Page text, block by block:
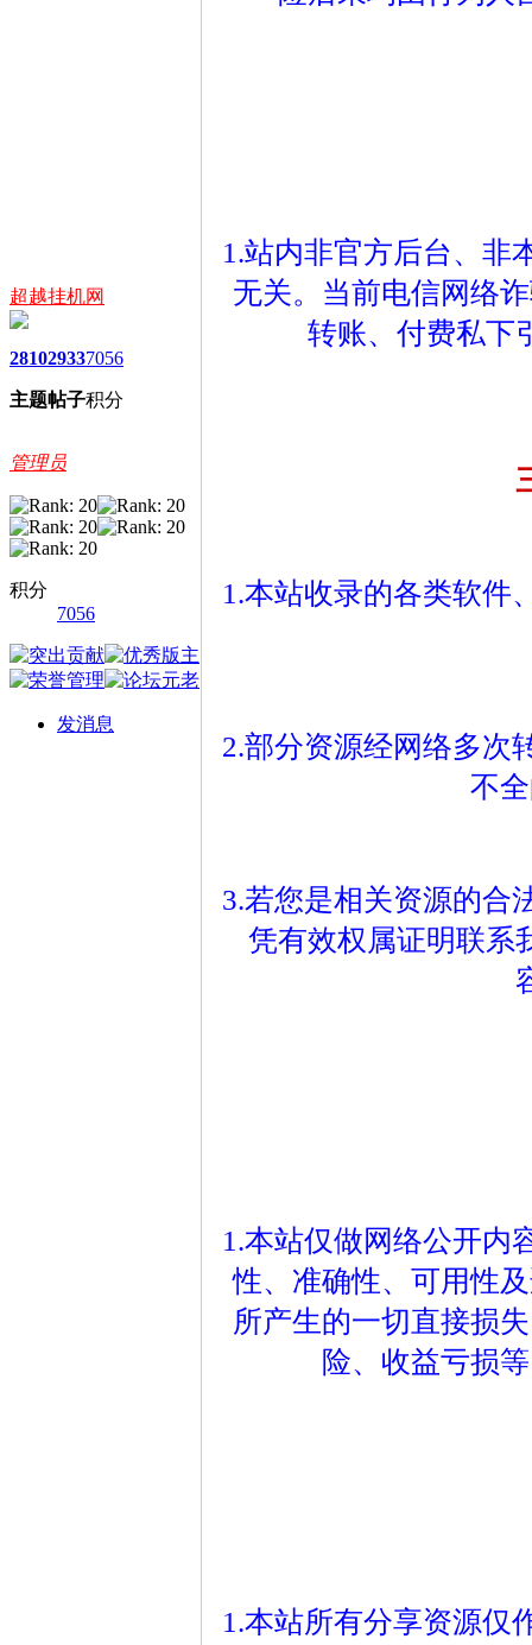
超越挂机网
2810
主题
2933
帖子
7056
积分
管理员
积分
7056
发消息
1.站内非官方后台、非
无关。当前电信网络
转账、付费私下
1.本站收录的各类软件
2.部分资源经网络多次
不
3.若您是相关资源的合
凭有效权属证明联系
1.本站仅做网络公开内
性、准确性、可用性
所产生的一切直接损
险、收益亏损
1.本站所有分享资源仅